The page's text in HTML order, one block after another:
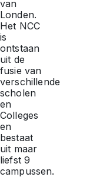
van
Londen.
Het NCC
is
ontstaan
uit de
fusie van
verschillende
scholen
en
Colleges
en
bestaat
uit maar
liefst 9
campussen.